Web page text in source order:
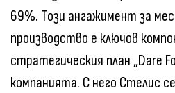
69%. Този ангажимент за
производство е ключов
стратегическия план „Dare
компанията. С него Стелис